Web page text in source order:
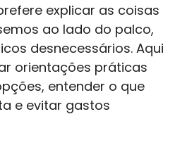
explicar as coisas
ao lado do palco,
desnecessários. Aqui
orientações práticas
entender o que
e evitar gastos